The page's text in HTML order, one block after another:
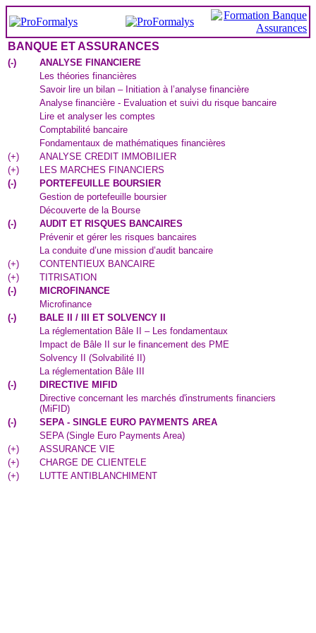
BANQUE ET ASSURANCES
(-)
ANALYSE FINANCIERE
Les théories financières
Savoir lire un bilan – Initiation à l’analyse financière
Analyse financière - Evaluation et suivi du risque bancaire
Lire et analyser les comptes
Comptabilité bancaire
Fondamentaux de mathématiques financières
(+)
ANALYSE CREDIT IMMOBILIER
(+)
LES MARCHES FINANCIERS
(-)
PORTEFEUILLE BOURSIER
Gestion de portefeuille boursier
Découverte de la Bourse
(-)
AUDIT ET RISQUES BANCAIRES
Prévenir et gérer les risques bancaires
La conduite d’une mission d’audit bancaire
(+)
CONTENTIEUX BANCAIRE
(+)
TITRISATION
(-)
MICROFINANCE
Microfinance
(-)
BALE II / III ET SOLVENCY II
La réglementation Bâle II – Les fondamentaux
Impact de Bâle II sur le financement des PME
Solvency II (Solvabilité II)
La réglementation Bâle III
(-)
DIRECTIVE MIFID
Directive concernant les marchés d'instruments financiers
(MiFID)
(-)
SEPA - SINGLE EURO PAYMENTS AREA
SEPA (Single Euro Payments Area)
(+)
ASSURANCE VIE
(+)
CHARGE DE CLIENTELE
(+) LUTTE ANTIBLANCHIMENT